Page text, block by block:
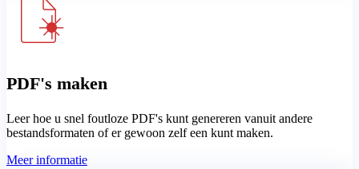
PDF's maken
Leer hoe u snel foutloze PDF's kunt genereren vanuit andere
bestandsformaten of er gewoon zelf een kunt maken.
Meer informatie